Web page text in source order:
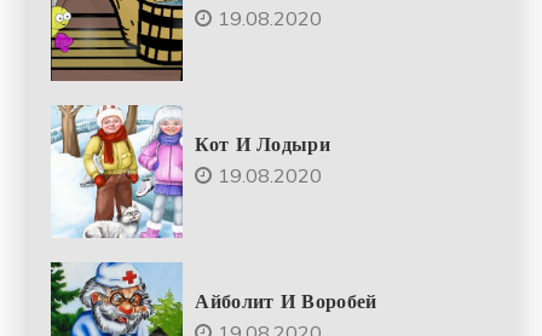
19.08.2020
Кот И Лодыри
19.08.2020
Айболит И Воробей